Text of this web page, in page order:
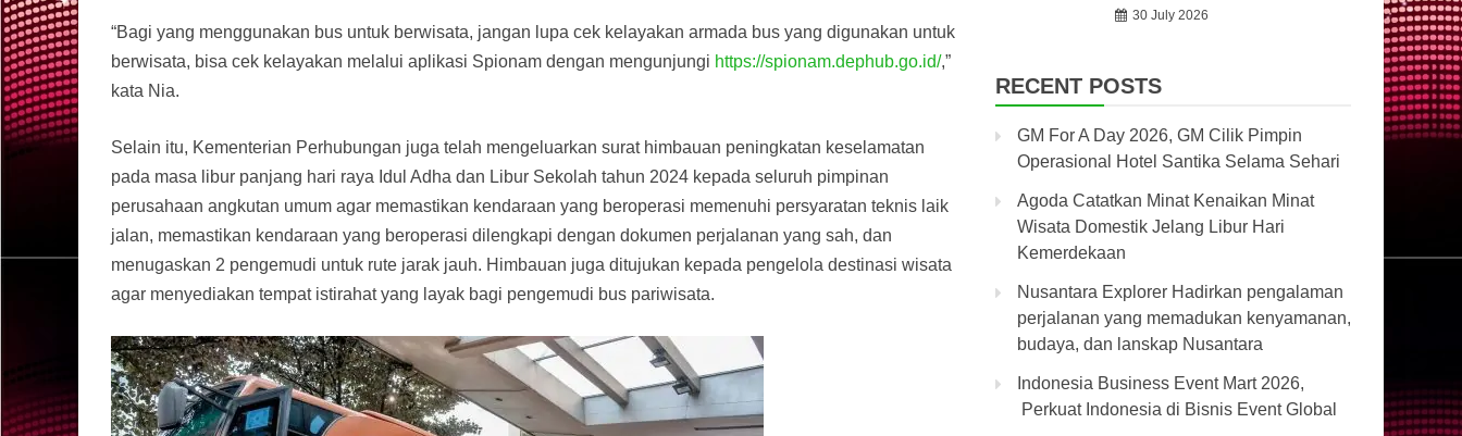
“Bagi yang menggunakan bus untuk berwisata, jangan lupa cek kelayakan armada bus yang digunakan untuk
berwisata, bisa cek kelayakan melalui aplikasi Spionam dengan mengunjungi https://spionam.dephub.go.id/,”
kata Nia.
Selain itu, Kementerian Perhubungan juga telah mengeluarkan surat himbauan peningkatan keselamatan
pada masa libur panjang hari raya Idul Adha dan Libur Sekolah tahun 2024 kepada seluruh pimpinan
perusahaan angkutan umum agar memastikan kendaraan yang beroperasi memenuhi persyaratan teknis laik
jalan, memastikan kendaraan yang beroperasi dilengkapi dengan dokumen perjalanan yang sah, dan
menugaskan 2 pengemudi untuk rute jarak jauh. Himbauan juga ditujukan kepada pengelola destinasi wisata
agar menyediakan tempat istirahat yang layak bagi pengemudi bus pariwisata.
30 July 2026
RECENT POSTS
GM For A Day 2026, GM Cilik Pimpin
Operasional Hotel Santika Selama Sehari
Agoda Catatkan Minat Kenaikan Minat
Wisata Domestik Jelang Libur Hari
Kemerdekaan
Nusantara Explorer Hadirkan pengalaman
perjalanan yang memadukan kenyamanan,
budaya, dan lanskap Nusantara
Indonesia Business Event Mart 2026,
Perkuat Indonesia di Bisnis Event Global